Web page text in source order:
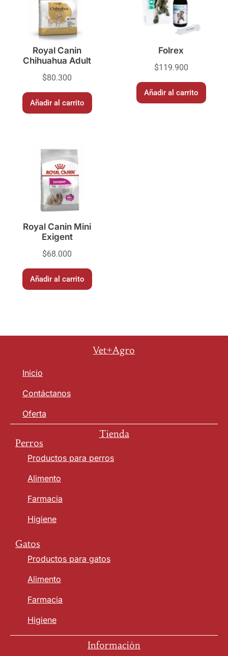
Royal Canin
Chihuahua Adult
$80.300
Añadir al carrito
Folrex
$119.900
Añadir al carrito
Royal Canin Mini
Exigent
$68.000
Añadir al carrito
Vet+Agro
Inicio
Contáctanos
Oferta
Tienda
Perros
Productos para perros
Alimento
Farmacia
Higiene
Gatos
Productos para gatos
Alimento
Farmacia
Higiene
Información